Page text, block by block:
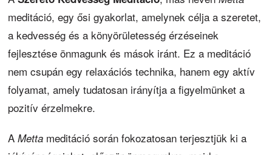
meditáció, egy ősi gyakorlat, amelynek célja a szeretet,
a kedvesség és a könyörületesség érzéseinek
fejlesztése önmagunk és mások iránt. Ez a meditáció
nem csupán egy relaxációs technika, hanem egy aktív
folyamat, amely tudatosan irányítja a figyelmünket a
pozitív érzelmekre.
AMetta meditáció során fokozatosan terjesztjük ki a